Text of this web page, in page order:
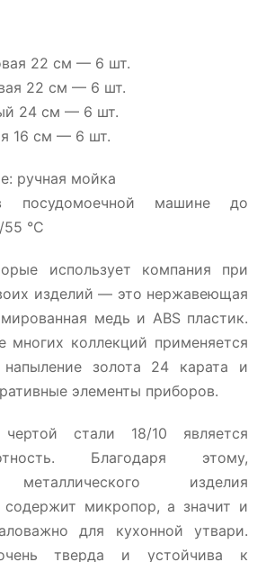
22 см — 6 шт.
22 см — 6 шт.
24 см — 6 шт.
16 см — 6 шт.
ручная мойка
машине до
°C
использует компания при
изделий — это нержавеющая
медь и ABS пластик.
многих коллекций применяется
напыление золота 24 карата и
элементы приборов.
чертой стали 18/10 является
Благодаря этому,
металлического изделия
содержит микропор, а значит и
для кухонной утвари.
тверда и устойчива к